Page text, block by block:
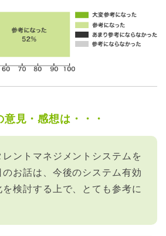
見・感想は・・・
ントマネジメントシステムを
お話は、今後のシステム有効
検討する上で、とても参考に